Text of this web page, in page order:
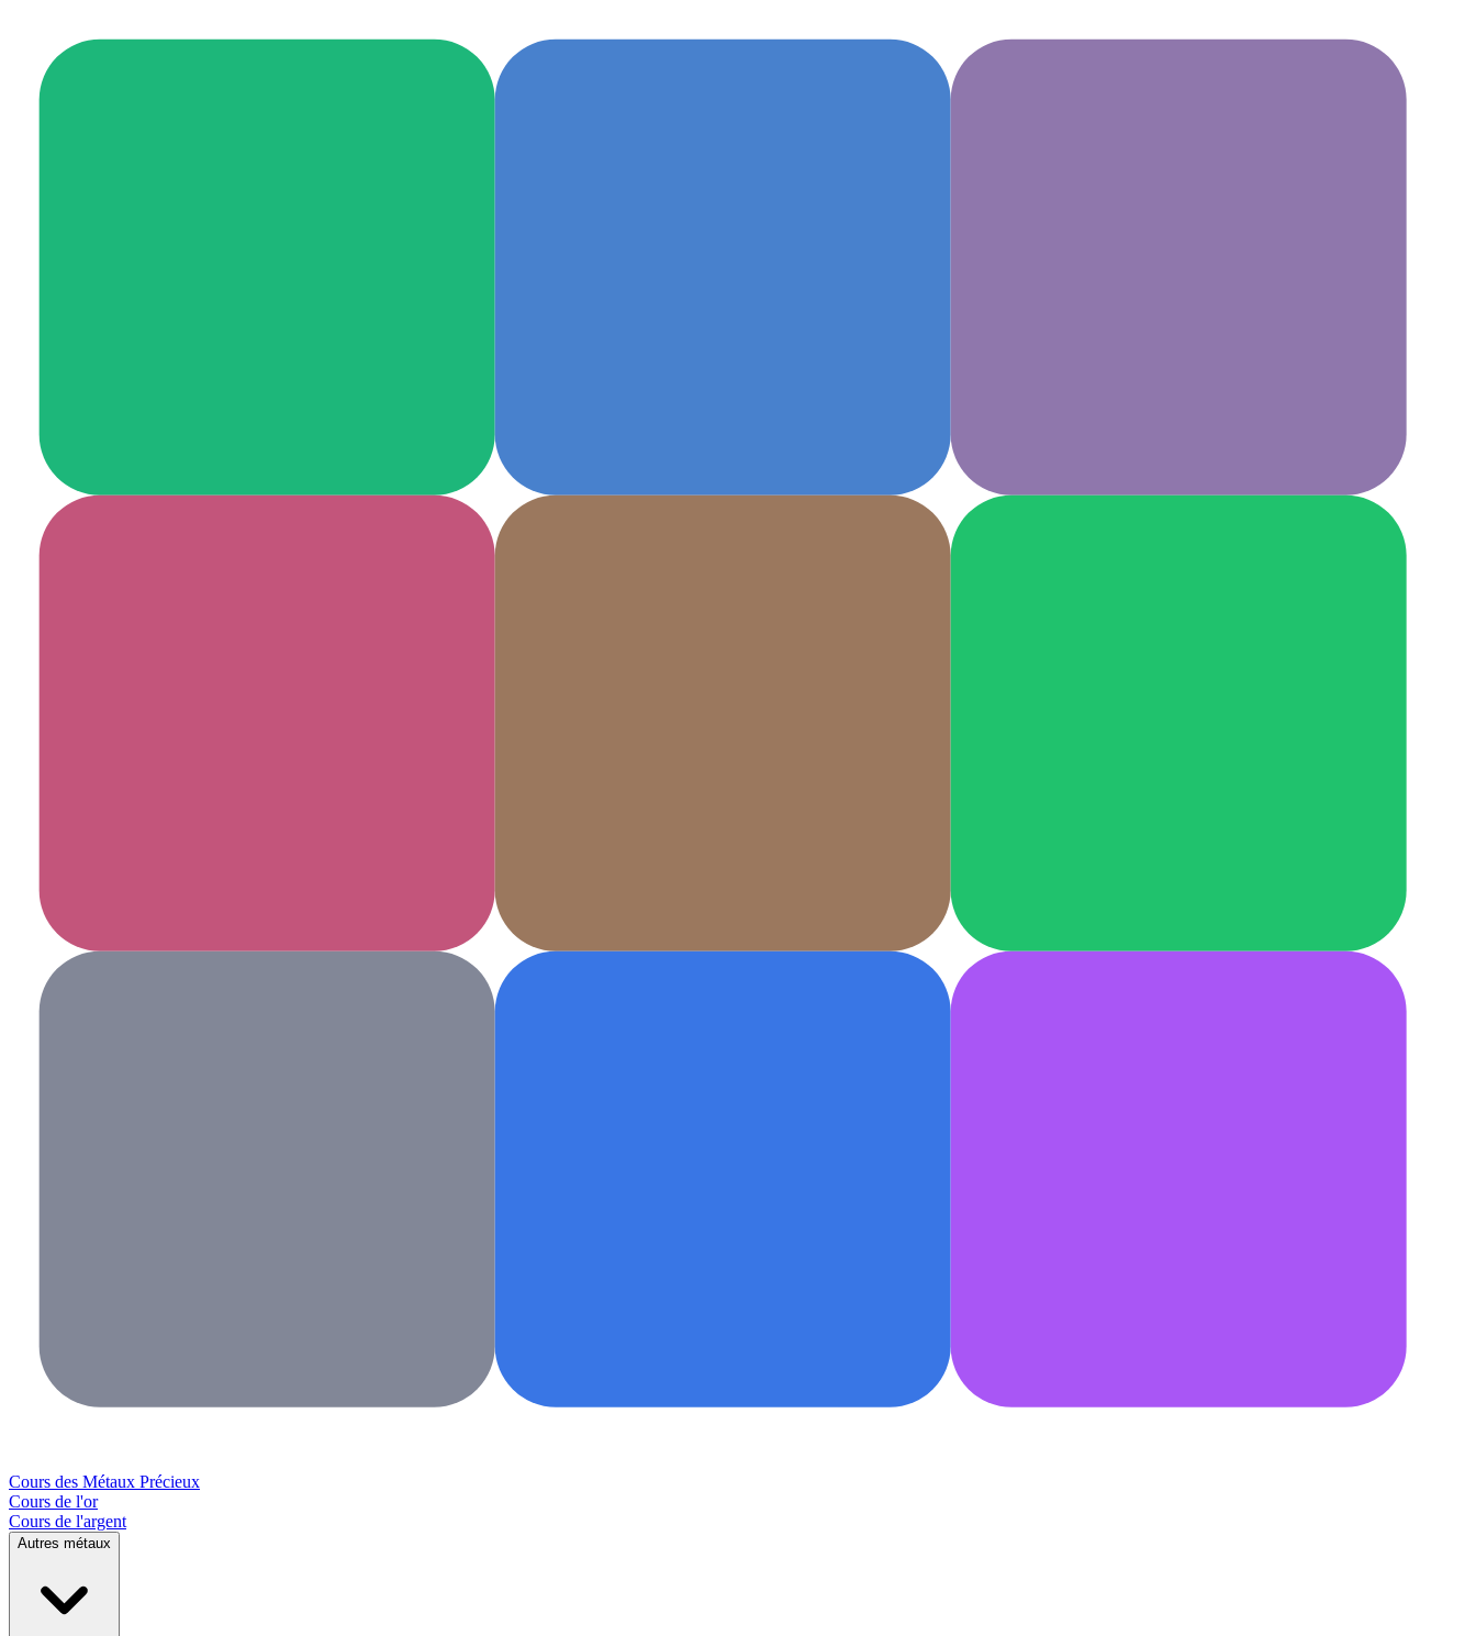
Cours des Métaux Précieux
Cours de l'or
Cours de l'argent
Autres métaux